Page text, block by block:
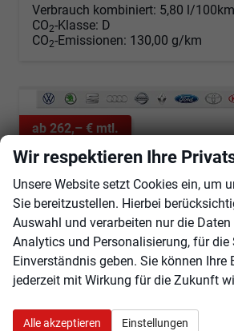
Verbrauch kombiniert: 5,80 l/100km
CO2-Klasse: D
CO2-Emissionen: 130,00 g/km
ab 262,– € mtl.
Wir respektieren Ihre
Unsere Website setzt Cookies ein, um
Sie bereitzustellen. Hierbei
Auswahl und verarbeiten nur die
Analytics und Personalisierung, für die
Einverständnis geben. Sie können Ihre
jederzeit mit Wirkung für die Zukunft
Alle akzeptieren Einstellungen